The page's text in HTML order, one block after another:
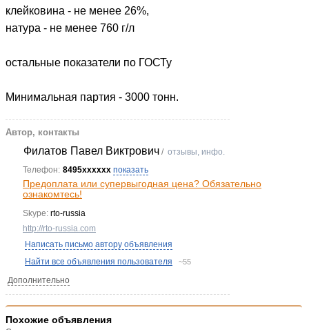
клейковина - не менее 26%,
натура - не менее 760 г/л
остальные показатели по ГОСТу
Минимальная партия - 3000 тонн.
Автор, контакты
Филатов Павел Виктрович / отзывы, инфо.
Телефон: 8495xxxxxx показать
Предоплата или супервыгодная цена? Обязательно
ознакомтесь!
Skype: rto-russia
http://rto-russia.com
Написать письмо автору объявления
Найти все объявления пользователя
~55
Дополнительно
Похожие объявления